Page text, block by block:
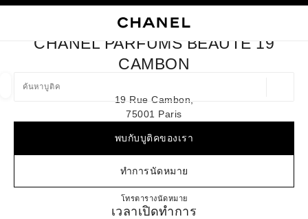
ค้นหาบูติค
ข้อเสนอจะแสดงอยู่ใต้แถบค้นหานี้
ปิดการ์ดบูติก CHANEL PARFUMS BEAUTÉ 19 CAMBON
CHANEL PARFUMS BEAUTÉ 19
CAMBON
19 Rue Cambon,
75001 Paris
พบกับบูติคของเรา
ทำการนัดหมาย
โทร954290260
ตารางนัดหมายCHANEL PARFUMS
เวลาเปิดทำการ
นาฬิกาและเครื่องประดับอัญมณี